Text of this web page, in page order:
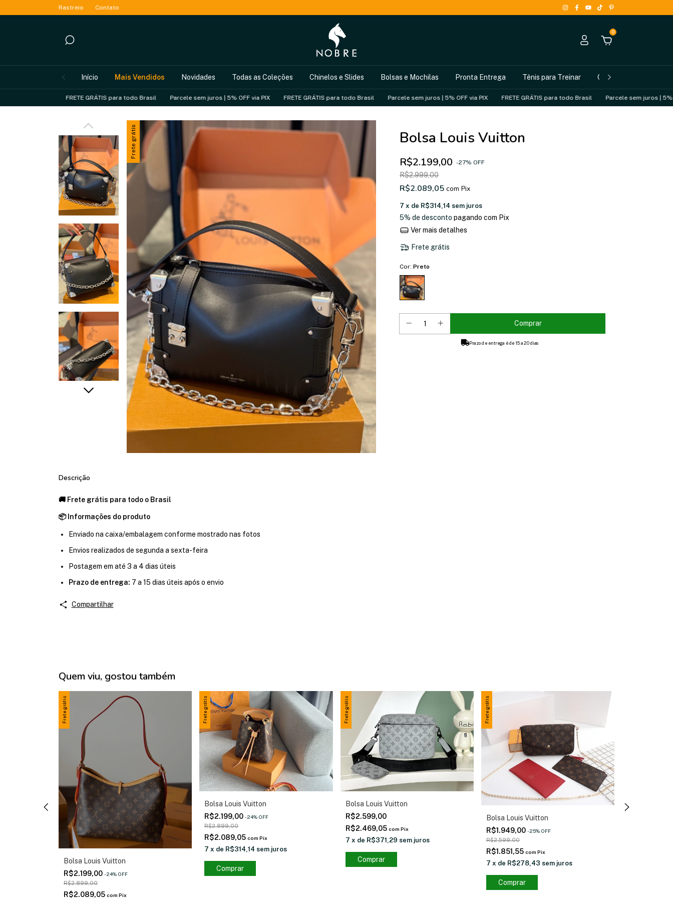
Rastreio Contato
0
Início Mais Vendidos Novidades Todas as Coleções Chinelos e Slides Bolsas e Mochilas Pronta Entrega Tênis para Treinar Como Comprar
FRETE GRÁTIS para todo Brasil Parcele sem juros | 5% OFF via PIX FRETE GRÁTIS para todo Brasil Parcele sem juros | 5% OFF via PIX FRETE GRÁTIS para todo Brasil Parcele sem juros | 5% OFF via PIX
Frete grátis Bolsa Louis Vuitton
R$2.199,00 -27% OFF
R$2.999,00
R$2.089,05 com Pix
7 x de R$314,14 sem juros
5% de desconto pagando com Pix
Ver mais detalhes
Frete grátis
Cor: Preto
Prazo de entrega é de 15 a 20 dias
Descrição
🚚 Frete grátis para todo o Brasil
📦 Informações do produto
Enviado na caixa/embalagem conforme mostrado nas fotos
Envios realizados de segunda a sexta-feira
Postagem em até 3 a 4 dias úteis
Prazo de entrega: 7 a 15 dias úteis após o envio
Compartilhar
Quem viu, gostou também
Frete grátis
Bolsa Louis Vuitton
R$2.199,00 -24% OFF
R$2.899,00
R$2.089,05 com Pix
Frete grátis
Bolsa Louis Vuitton
R$2.199,00-24%OFF
R$2.899,00
R$2.089,05com Pix
7 x de R$314,14 sem juros
Comprar
Frete grátis
Bolsa Louis Vuitton
R$2.599,00
R$2.469,05 com Pix
7 x de R$371,29 sem juros
Comprar
Frete grátis
Bolsa Louis Vuitton
R$1.949,00 -25% OFF
R$2.599,00
R$1.851,55 com Pix
7 x de R$278,43 sem juros
Comprar